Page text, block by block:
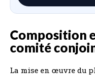
Composition
comité
La mise en œuvre du